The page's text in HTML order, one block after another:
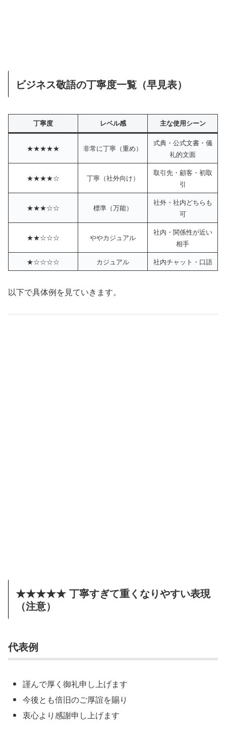
ビジネス敬語の丁寧度一覧（早見表）
丁寧度 レベル感 主な使用シーン
★★★★★ 非常に丁寧（重め）
式典・公式文書・儀
礼的文面
★★★★☆ 丁寧（社外向け）
取引先・顧客・初取
引
★★★☆☆ 標準（万能）
社外・社内どちらも
可
★★☆☆☆ ややカジュアル
社内・関係性が近い
相手
★☆☆☆☆
カジュアル 社内チャット・口語
以下で具体例を見ていきます。
★★★★★ 丁寧すぎて重くなりやすい表現
（注意）
代表例
謹んで厚く御礼申し上げます
今後とも倍旧のご厚誼を賜り
衷心より感謝申し上げます